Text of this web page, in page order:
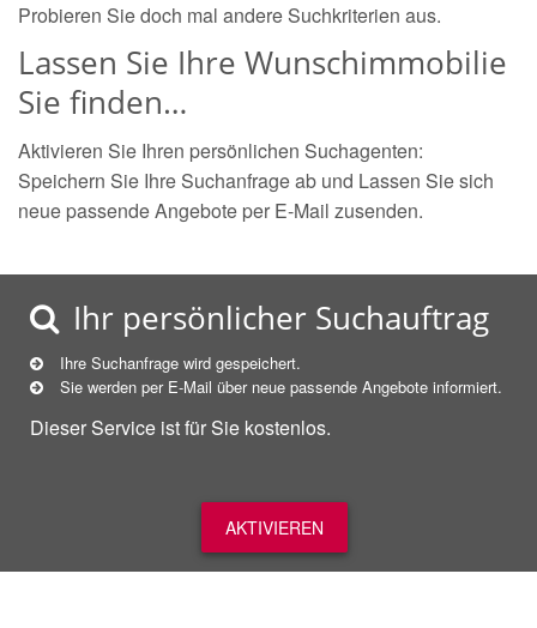
Probieren Sie doch mal andere Suchkriterien aus.
Lassen Sie Ihre Wunschimmobilie
Sie finden…
Aktivieren Sie Ihren persönlichen Suchagenten:
Speichern Sie Ihre Suchanfrage ab und Lassen Sie sich
neue passende Angebote per E-Mail zusenden.
Ihr persönlicher Suchauftrag
Ihre Suchanfrage wird gespeichert.
Sie werden per E-Mail über neue passende Angebote informiert.
Dieser Service ist für Sie kostenlos.
AKTIVIEREN